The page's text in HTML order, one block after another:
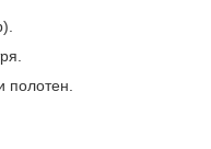
полотен.